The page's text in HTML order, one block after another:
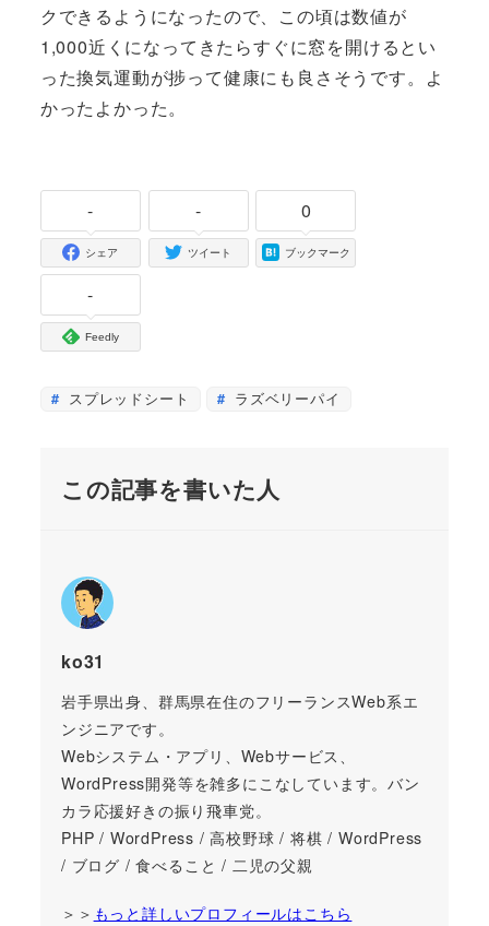
クできるようになったので、この頃は数値が
1,000近くになってきたらすぐに窓を開けるとい
った換気運動が捗って健康にも良さそうです。よ
かったよかった。
-
シェア
-
ツイート
0
ブックマーク
-
Feedly
スプレッドシート ラズベリーパイ
この記事を書いた人
ko31
岩手県出身、群馬県在住のフリーランスWeb系エ
ンジニアです。
Webシステム・アプリ、Webサービス、
WordPress開発等を雑多にこなしています。バン
カラ応援好きの振り飛車党。
PHP / WordPress / 高校野球 / 将棋 / WordPress
/ ブログ / 食べること / 二児の父親
＞＞ もっと詳しいプロフィールはこちら